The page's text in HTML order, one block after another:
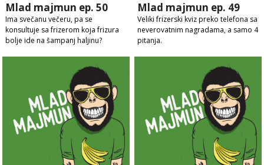
Mlad majmun ep. 50
Ima svečanu večeru, pa se
konsultuje sa frizerom koja frizura
bolje ide na šampanj haljinu?
Mlad majmun ep. 49
Veliki frizerski kviz preko telefona sa
neverovatnim nagradama, a samo 4
pitanja.